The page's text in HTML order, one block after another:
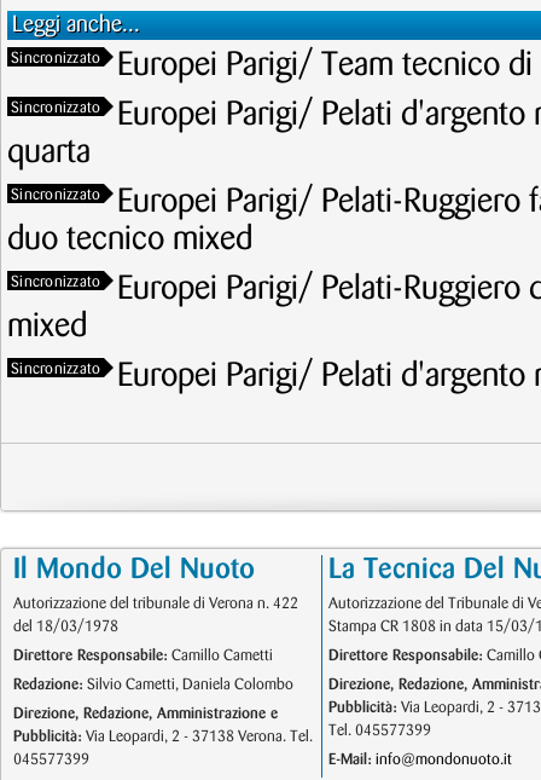
Leggi anche...
Sincronizzato Europei Parigi/ Team tecnico
Sincronizzato
Europei Parigi/ Pelati
quarta
Sincronizzato
Europei Parigi/ Pelati-
duo tecnico mixed
Sincronizzato
Europei Parigi/ Pelati-
mixed
Sincronizzato Europei Parigi/ Pelati
Il Mondo Del Nuoto
Autorizzazione del tribunale di Verona n. 422
del 18/03/1978
Direttore Responsabile: Camillo Cametti
Redazione: Silvio Cametti, Daniela Colombo
Direzione, Redazione, Amministrazione e
Pubblicità: Via Leopardi, 2 - 37138 Verona. Tel.
045577399
La Tecnica Del
Autorizzazione del Tribunale di
Stampa CR 1808 in data 15/03/
Direttore Responsabile: Camillo
Direzione, Redazione,
Pubblicità: Via Leopardi, 2 -
Tel. 045577399
E-Mail: info@mondonuoto.it